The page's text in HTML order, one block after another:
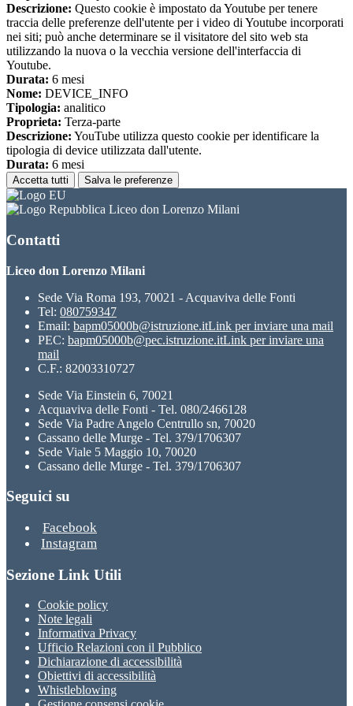
Descrizione: Questo cookie è impostato da Youtube per tenere
traccia delle preferenze dell'utente per i video di Youtube incorporati
nei siti; può anche determinare se il visitatore del sito web sta
utilizzando la nuova o la vecchia versione dell'interfaccia di
Youtube.
Durata: 6 mesi
Nome: DEVICE_INFO
Tipologia: analitico
Proprieta: Terza-parte
Descrizione: YouTube utilizza questo cookie per identificare la
tipologia di device utilizzata dall'utente.
Durata: 6 mesi
Accetta tutti Salva le preferenze
Liceo don Lorenzo Milani
Contatti
Liceo don Lorenzo Milani
Sede Via Roma 193, 70021 - Acquaviva delle Fonti
Tel: 080759347
Email: bapm05000b@istruzione.itLink per inviare una mail
PEC: bapm05000b@pec.istruzione.itLink per inviare una
mail
C.F.: 82003310727
Sede Via Einstein 6, 70021
Acquaviva delle Fonti - Tel. 080/2466128
Sede Via Padre Angelo Centrullo sn, 70020
Cassano delle Murge - Tel. 379/1706307
Sede Viale 5 Maggio 10, 70020
Cassano delle Murge - Tel. 379/1706307
Seguici su
Facebook
Instagram
Sezione Link Utili
Cookie policy
Note legali
Informativa Privacy
Ufficio Relazioni con il Pubblico
Dichiarazione di accessibilità
Obiettivi di accessibilità
Whistleblowing